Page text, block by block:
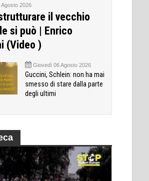
Agosto 2026
il vecchio
si può | Enrico
(Video )
Giovedì 06 Agosto 2026
Guccini, Schlein: non ha mai
smesso di stare dalla parte
degli ultimi